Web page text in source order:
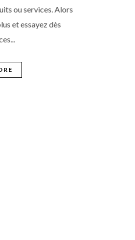
ou services. Alors
et essayez dès